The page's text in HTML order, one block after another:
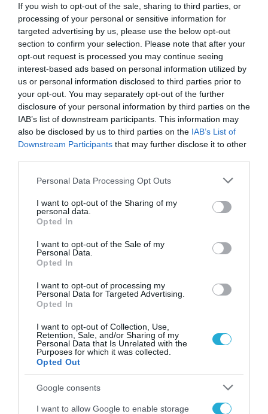
If you wish to opt-out of the sale, sharing to third parties, or
processing of your personal or sensitive information for
targeted advertising by us, please use the below opt-out
section to confirm your selection. Please note that after your
opt-out request is processed you may continue seeing
interest-based ads based on personal information utilized by
us or personal information disclosed to third parties prior to
your opt-out. You may separately opt-out of the further
disclosure of your personal information by third parties on the
IAB’s list of downstream participants. This information may
also be disclosed by us to third parties on the IAB’s List of
Downstream Participants that may further disclose it to other
Please note that this website/app uses one or more Google
not limited to your visit or usage behaviour. You may click to
grant or deny consent to Google and its third-party tags to
use your data for below specified purposes in below Google
consent section.
Personal Data Processing Opt Outs
I want to opt-out of the Sharing of my
personal data.
Opted In
I want to opt-out of the Sale of my
Personal Data.
Opted In
I want to opt-out of processing my
Personal Data for Targeted Advertising.
Opted In
I want to opt-out of Collection, Use,
Retention, Sale, and/or Sharing of my
Personal Data that Is Unrelated with the
Purposes for which it was collected.
Opted Out
Google consents
I want to allow Google to enable storage
ΡΟΗ ΕΙΔΗΣΕΩΝ
Το χρηματοδοτούμενο
από την ΕΕ έργο “The
Gaming Police”
ενισχύει την ασφάλεια
των παιδιών στο
διαδίκτυο
31.07.2026
ΑΑΔΕ: Διευκρινίσεις
για τα πρόστιμα σε
παραβάσεις που
αφορούν τους ΦΗΜ
31.07.2026